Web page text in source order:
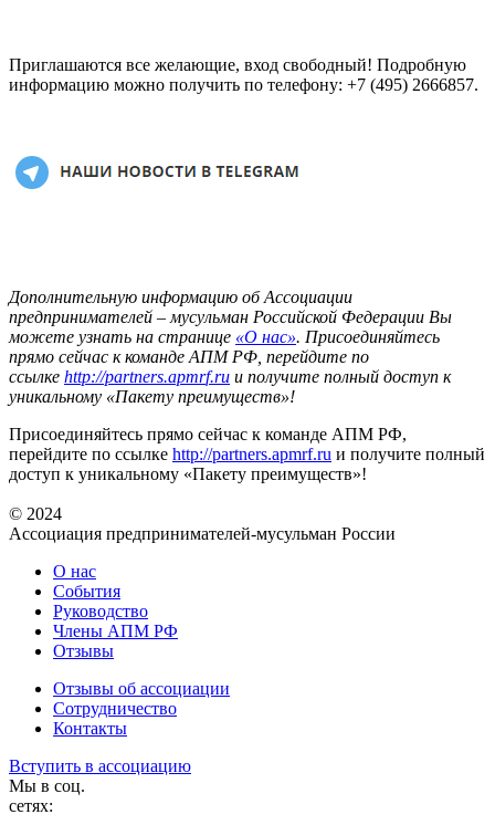
Приглашаются все желающие, вход свободный! Подробную
информацию можно получить по телефону: +7 (495) 2666857.
Дополнительную информацию об Ассоциации
предпринимателей – мусульман Российской Федерации Вы
можете узнать на странице «О нас». Присоединяйтесь
прямо сейчас к команде АПМ РФ, перейдите по
ссылке http://partners.apmrf.ru и получите полный доступ к
уникальному «Пакету преимуществ»!
Присоединяйтесь прямо сейчас к команде АПМ РФ,
перейдите по ссылке http://partners.apmrf.ru и получите полный
доступ к уникальному «Пакету преимуществ»!
© 2024
Ассоциация предпринимателей-мусульман России
О нас
События
Руководство
Члены АПМ РФ
Отзывы
Отзывы об ассоциации
Сотрудничество
Контакты
Вступить в ассоциацию
Мы в соц.
сетях: